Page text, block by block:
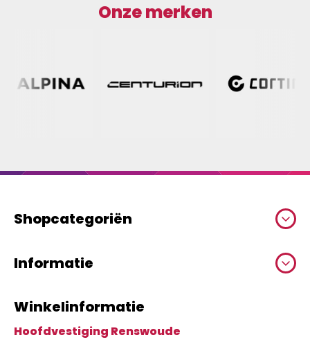
Onze merken
Shopcategoriën
Informatie
Winkelinformatie
Hoofdvestiging Renswoude